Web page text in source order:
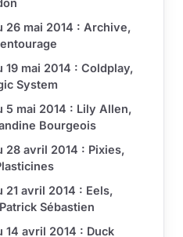
26 mai 2014 : Archive,
mai 2014 : Coldplay,
System
5 mai 2014 : Lily Allen,
Bourgeois
28 avril 2014 : Pixies,
avril 2014 : Eels,
Sébastien
14 avril 2014 : Duck